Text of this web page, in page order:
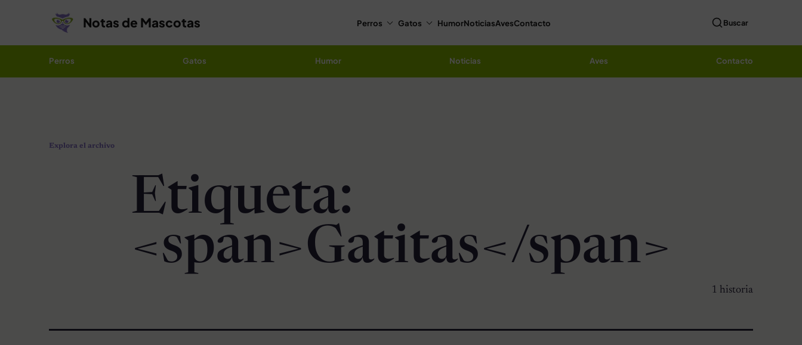
Notas de Mascotas Perros Gatos HumorNoticiasAvesContacto Buscar
Perros Gatos Humor Noticias Aves Contacto
Explora el archivo
Etiqueta:
<span>Gatitas</span>
1 historia